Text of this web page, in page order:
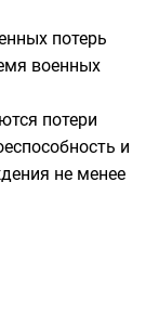
потерь
военных
потери
и
не менее